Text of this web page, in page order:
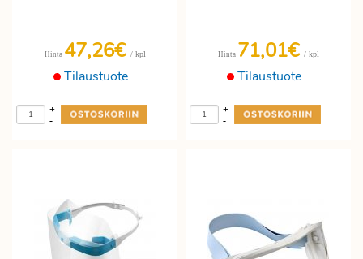
Tilaustuote
Hinta 47,26€ / kpl
-
+
Tilaustuote
Hinta 71,01€ / kpl
-
+